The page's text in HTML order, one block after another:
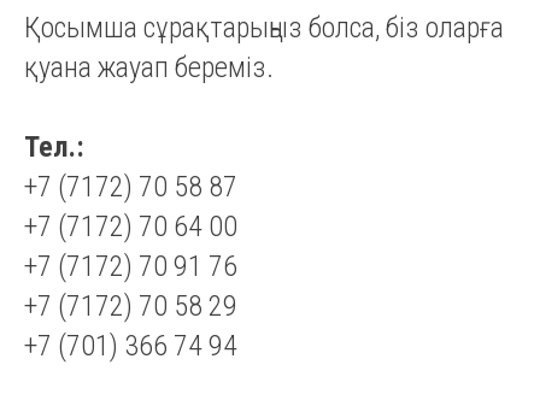
Қосымша сұрақтарыңыз болса, біз оларға
қуана жауап береміз.
Тел.:
+7 (7172) 70 58 87
+7 (7172) 70 64 00
+7 (7172) 70 91 76
+7 (7172) 70 58 29
+7 (701) 366 74 94